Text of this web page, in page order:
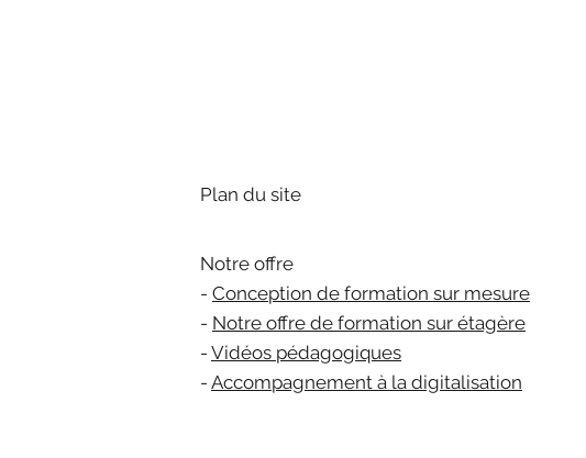
Plan du site
Notre offre
- Conception de formation sur mesure
- Notre offre de formation sur étagère
- Vidéos pédagogiques
- Accompagnement à la digitalisation